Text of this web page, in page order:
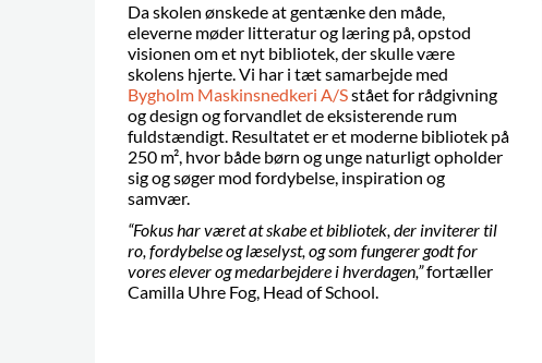
Da skolen ønskede at gentænke den måde,
eleverne møder litteratur og læring på, opstod
visionen om et nyt bibliotek, der skulle være
skolens hjerte. Vi har i tæt samarbejde med
Bygholm Maskinsnedkeri A/Sstået for rådgivning
og design og forvandlet de eksisterende rum
fuldstændigt. Resultatet er et moderne bibliotek på
250 m², hvor både børn og unge naturligt opholder
sig og søger mod fordybelse, inspiration og
samvær.
“Fokus har været at skabe et bibliotek, der inviterer til
ro, fordybelse og læselyst, og som fungerer godt for
vores elever og medarbejdere i hverdagen,”fortæller
Camilla Uhre Fog, Head of School.